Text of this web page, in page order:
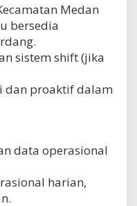
Medan
bersedia
sistem shift (jika
proaktif dalam
data operasional
harian,